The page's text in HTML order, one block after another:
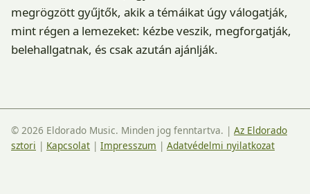
megrögzött gyűjtők, akik a témáikat úgy válogatják,
mint régen a lemezeket: kézbe veszik, megforgatják,
belehallgatnak, és csak azután ajánlják.
© 2026 Eldorado Music. Minden jog fenntartva. | Az Eldorado
sztori | Kapcsolat | Impresszum | Adatvédelmi nyilatkozat